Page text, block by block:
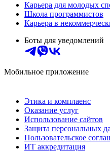
Карьера для молодых
Школа программистов
Карьера в
Боты для уведомлений
Мобильное приложение
Этика и комплаенс
Оказание услуг
Использование сайтов
Защита персональных
Пользовательское
ИТ аккредитация